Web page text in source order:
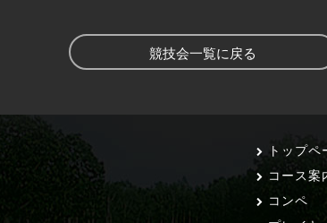
競技会一覧に戻る
トップペ
コース案
コンペ